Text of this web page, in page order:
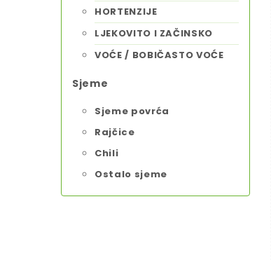
HORTENZIJE
LJEKOVITO I ZAČINSKO
VOĆE / BOBIČASTO VOĆE
Sjeme
Sjeme povrća
Rajčice
Chili
Ostalo sjeme